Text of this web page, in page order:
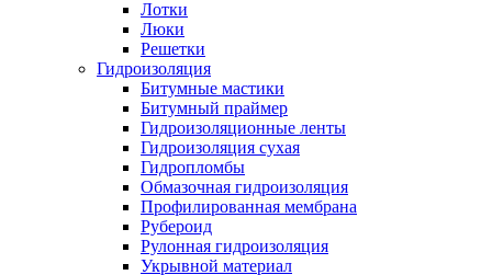
Лотки
Люки
Решетки
Гидроизоляция
Битумные мастики
Битумный праймер
Гидроизоляционные ленты
Гидроизоляция сухая
Гидропломбы
Обмазочная гидроизоляция
Профилированная мембрана
Рубероид
Рулонная гидроизоляция
Укрывной материал